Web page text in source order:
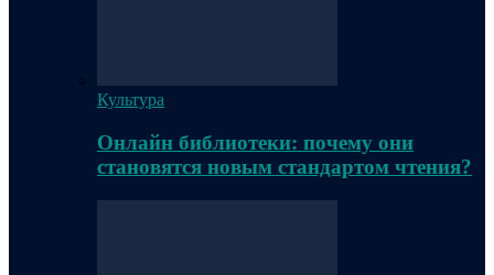
Культура
Онлайн библиотеки: почему они
становятся новым стандартом чтения?